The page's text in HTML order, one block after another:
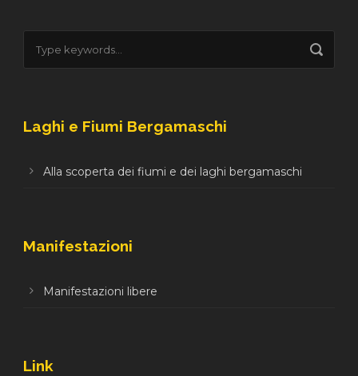
Laghi e Fiumi Bergamaschi
Alla scoperta dei fiumi e dei laghi bergamaschi
Manifestazioni
Manifestazioni libere
Link